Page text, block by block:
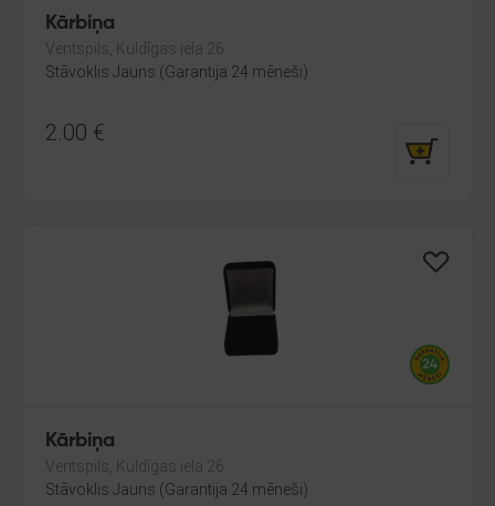
Kārbiņa
Ventspils, Kuldīgas iela 26
Stāvoklis Jauns (Garantija 24 mēneši)
2.00 €
Kārbiņa
Ventspils, Kuldīgas iela 26
Stāvoklis Jauns (Garantija 24 mēneši)